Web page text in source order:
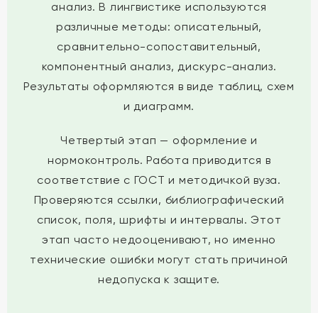
анализ. В лингвистике используются
различные методы: описательный,
сравнительно-сопоставительный,
компонентный анализ, дискурс-анализ.
Результаты оформляются в виде таблиц, схем
и диаграмм.
Четвертый этап — оформление и
нормоконтроль. Работа приводится в
соответствие с ГОСТ и методичкой вуза.
Проверяются ссылки, библиографический
список, поля, шрифты и интервалы. Этот
этап часто недооценивают, но именно
технические ошибки могут стать причиной
недопуска к защите.